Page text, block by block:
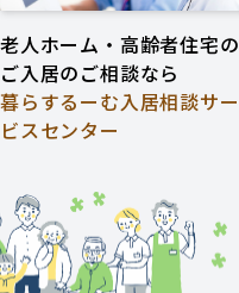
老人ホーム・高齢者住宅の
ご入居のご相談なら
暮らするーむ入居相談サー
ビスセンター